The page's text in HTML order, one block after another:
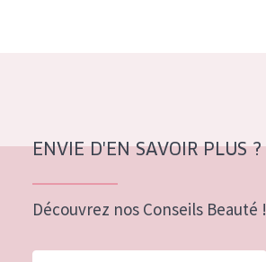
Âge : 35 à 55 ans
Âge : 55+
ENVIE D'EN SAVOIR PLUS ?
Découvrez nos Conseils Beauté !